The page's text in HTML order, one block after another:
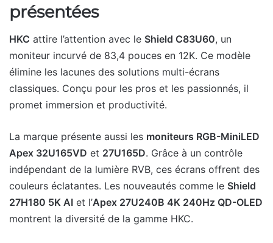
présentées
HKC attire l’attention avec le Shield C83U60, un
moniteur incurvé de 83,4 pouces en 12K. Ce modèle
élimine les lacunes des solutions multi-écrans
classiques. Conçu pour les pros et les passionnés, il
promet immersion et productivité.
La marque présente aussi les moniteurs RGB-MiniLED
Apex 32U165VD et 27U165D. Grâce à un contrôle
indépendant de la lumière RVB, ces écrans offrent des
couleurs éclatantes. Les nouveautés comme le Shield
27H180 5K AI et l’Apex 27U240B 4K 240Hz QD-OLED
montrent la diversité de la gamme HKC.